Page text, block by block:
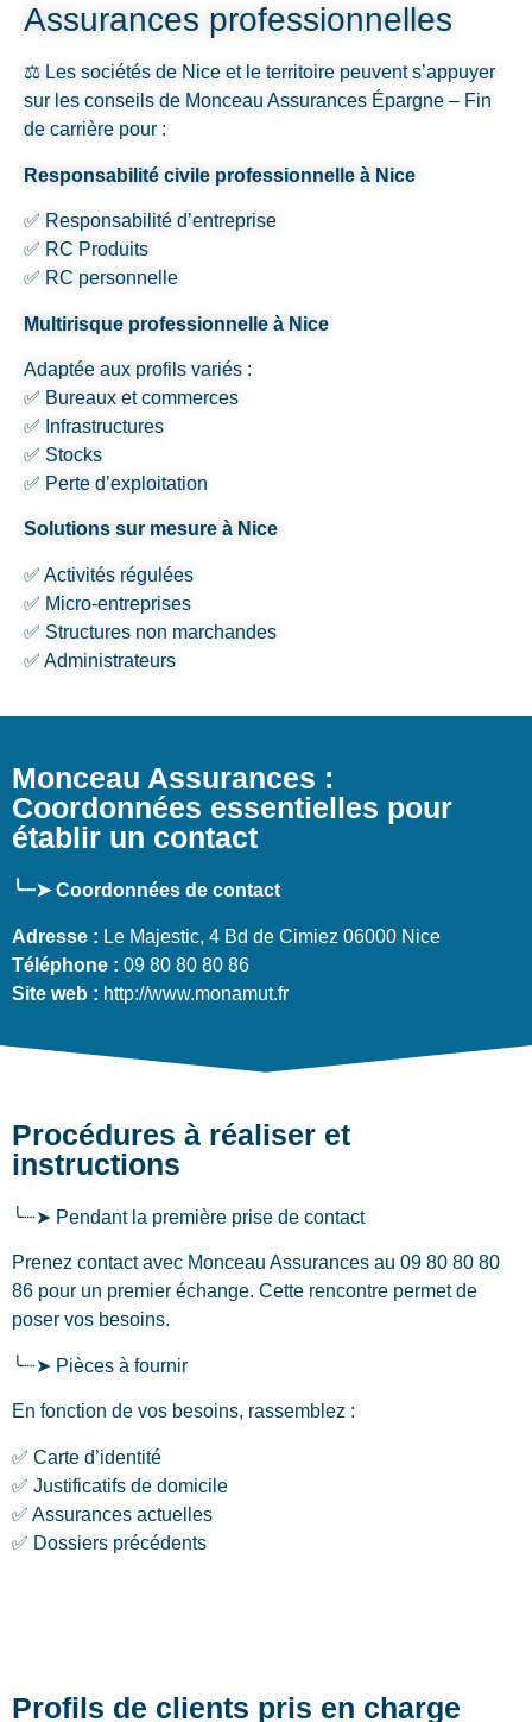
Assurances professionnelles
⚖️ Les sociétés de Nice et le territoire peuvent s’appuyer
sur les conseils de Monceau Assurances Épargne – Fin
de carrière pour :
Responsabilité civile professionnelle à Nice
✅ Responsabilité d’entreprise
✅ RC Produits
✅ RC personnelle
Multirisque professionnelle à Nice
Adaptée aux profils variés :
✅ Bureaux et commerces
✅ Infrastructures
✅ Stocks
✅ Perte d’exploitation
Solutions sur mesure à Nice
✅ Activités régulées
✅ Micro-entreprises
✅ Structures non marchandes
✅ Administrateurs
Monceau Assurances :
Coordonnées essentielles pour
établir un contact
╰┈➤ Coordonnées de contact
Adresse : Le Majestic, 4 Bd de Cimiez 06000 Nice
Téléphone : 09 80 80 80 86
Site web : http://www.monamut.fr
Procédures à réaliser et
instructions
╰┈➤ Pendant la première prise de contact
Prenez contact avec Monceau Assurances au 09 80 80 80
86 pour un premier échange. Cette rencontre permet de
poser vos besoins.
╰┈➤ Pièces à fournir
En fonction de vos besoins, rassemblez :
✅ Carte d’identité
✅ Justificatifs de domicile
✅ Assurances actuelles
✅ Dossiers précédents
Profils de clients pris en charge